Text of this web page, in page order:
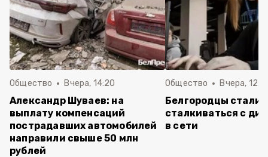
Общество Вчера, 14:20
Александр Шуваев: на
выплату компенсаций
пострадавших автомобилей
направили свыше 50 млн
рублей
Общество Вчера,
Белгородцы стали
сталкиваться с
в сети